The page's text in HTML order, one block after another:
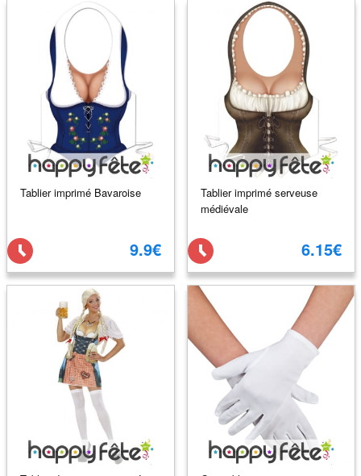
Tablier imprimé Bavaroise
9.9€
Tablier imprimé serveuse
médiévale
6.15€